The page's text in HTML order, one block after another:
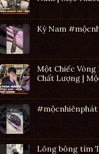
Kỳ Nam
Một Chiếc Vòng
Chất Lượng |
#mộcnhiênphát
Lông bông tìm